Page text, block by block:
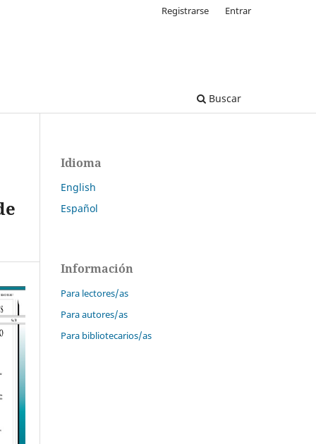
Buscar
Registrarse Entrar
Idioma
English
Español
Información
Para lectores/as
Para autores/as
Para bibliotecarios/as